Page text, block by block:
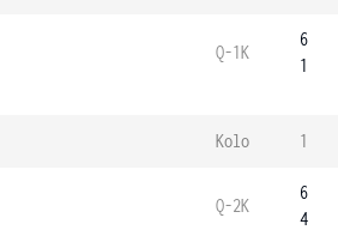
Q-1K
6
1
Kolo 1
Q-2K
6
4